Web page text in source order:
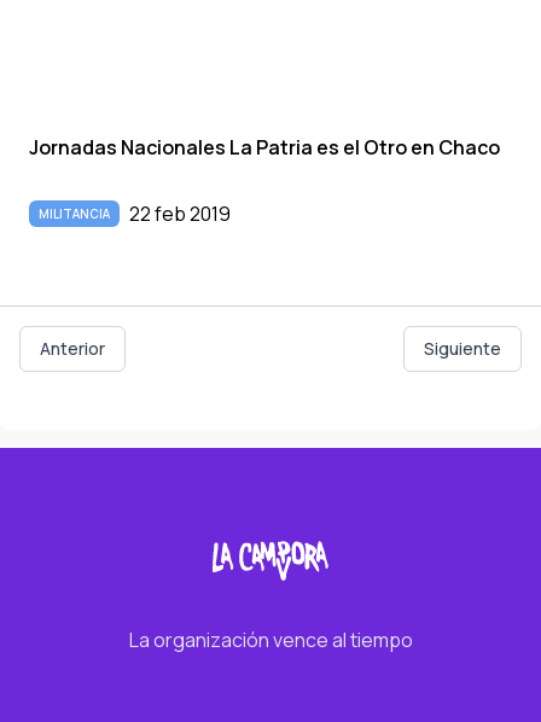
Jornadas Nacionales La Patria es el Otro en Chaco
MILITANCIA 22 feb 2019
Anterior Siguiente
La organización vence al tiempo